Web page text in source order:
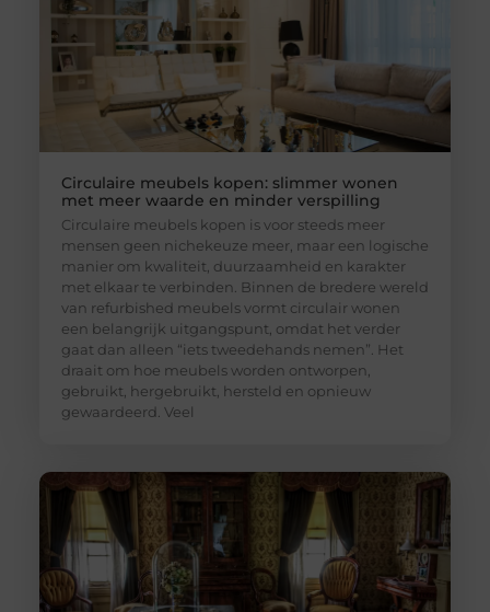
Circulaire meubels kopen: slimmer wonen
met meer waarde en minder verspilling
Circulaire meubels kopen is voor steeds meer
mensen geen nichekeuze meer, maar een logische
manier om kwaliteit, duurzaamheid en karakter
met elkaar te verbinden. Binnen de bredere wereld
van refurbished meubels vormt circulair wonen
een belangrijk uitgangspunt, omdat het verder
gaat dan alleen “iets tweedehands nemen”. Het
draait om hoe meubels worden ontworpen,
gebruikt, hergebruikt, hersteld en opnieuw
gewaardeerd. Veel